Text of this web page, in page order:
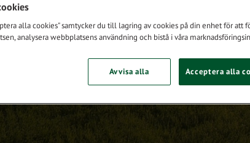
oss
alla cookies" samtycker du till lagring av cookies på din enhet för att
analysera webbplatsens användning och bistå i våra
Avvisa alla Acceptera alla